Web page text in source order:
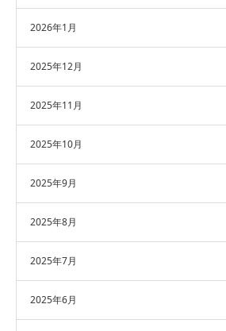
2026年1月
2025年12月
2025年11月
2025年10月
2025年9月
2025年8月
2025年7月
2025年6月